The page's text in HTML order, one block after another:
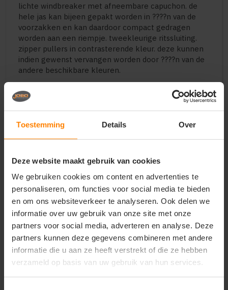
Toestemming Details Over
Deze website maakt gebruik van cookies
We gebruiken cookies om content en advertenties te
personaliseren, om functies voor social media te bieden
en om ons websiteverkeer te analyseren. Ook delen we
informatie over uw gebruik van onze site met onze
partners voor social media, adverteren en analyse. Deze
partners kunnen deze gegevens combineren met andere
informatie die u aan ze heeft verstrekt of die ze hebben
verzameld op basis van uw gebruik van hun services.
lichte windbreaker met afneembare capuchon. de
hele jas kan bijeen gepakt worden in ????n van de
voorzakken en kan daardoor compact gedragen
worden aan een riempje. tweekleurige ritssluiting.
zipper pullers in contrasterende kleur. deze kunnen
indien gewenst vervangen worden door ????n van de
andere beschikbare kleuren.
Vragen? Neem contact
op met onze
klantenservice
call +31(0)418 511 972
mail info@jobopromotions.nl
store Bezoek onze showroom:
Provincialeweg 59 - Velddriel
Dit vind je misschien ook leuk
Items van productcarrousel